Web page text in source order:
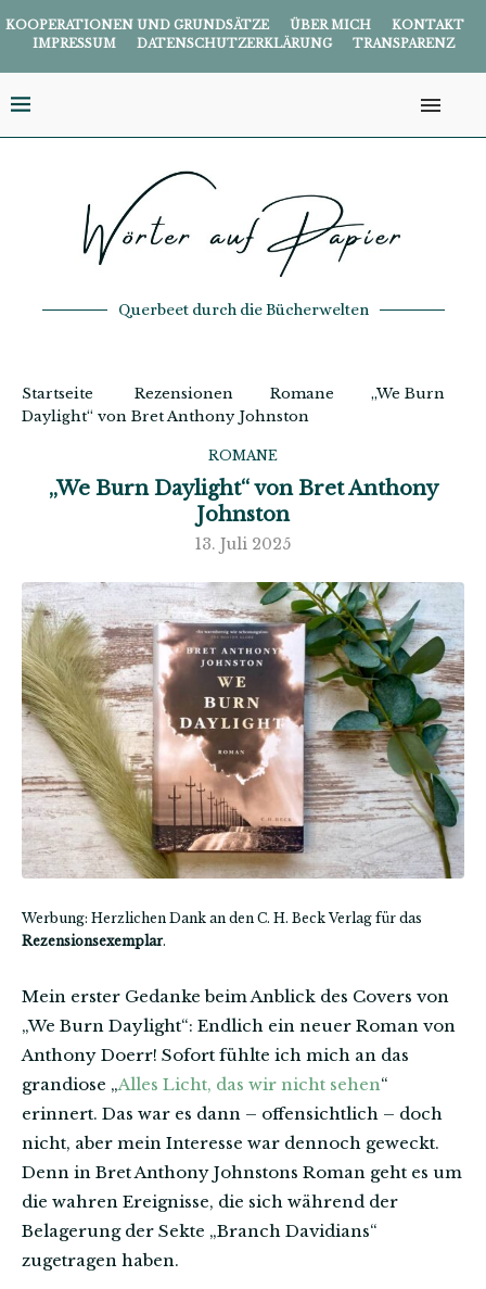
KOOPERATIONEN UND GRUNDSÄTZE ÜBER MICH
KONTAKT
IMPRESSUM
DATENSCHUTZERKLÄRUNG TRANSPARENZ
Querbeet durch die Bücherwelten
Startseite Rezensionen Romane
„We Burn
Daylight“ von Bret Anthony Johnston
ROMANE
„We Burn Daylight“ von Bret Anthony
Johnston
13. Juli 2025
Werbung: Herzlichen Dank an den C. H. Beck Verlag für das
Rezensionsexemplar.
Mein erster Gedanke beim Anblick des Covers von
„We Burn Daylight“: Endlich ein neuer Roman von
Anthony Doerr! Sofort fühlte ich mich an das
grandiose „Alles Licht, das wir nicht sehen“
erinnert. Das war es dann – offensichtlich – doch
nicht, aber mein Interesse war dennoch geweckt.
Denn in Bret Anthony Johnstons Roman geht es um
die wahren Ereignisse, die sich während der
Belagerung der Sekte „Branch Davidians“
zugetragen haben.